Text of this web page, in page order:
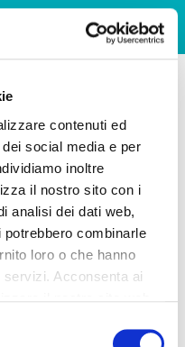
contenuti ed
social media e per
inoltre
il nostro sito con i
analisi dei dati web,
combinarle
loro o che hanno
Acconsenta ai